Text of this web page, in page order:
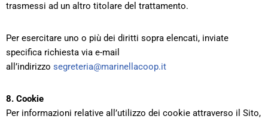
trasmessi ad un altro titolare del trattamento.
Per esercitare uno o più dei diritti sopra elencati, inviate
specifica richiesta via e-mail
all’indirizzo segreteria@marinellacoop.it
8. Cookie
Per informazioni relative all’utilizzo dei cookie attraverso il Sito,